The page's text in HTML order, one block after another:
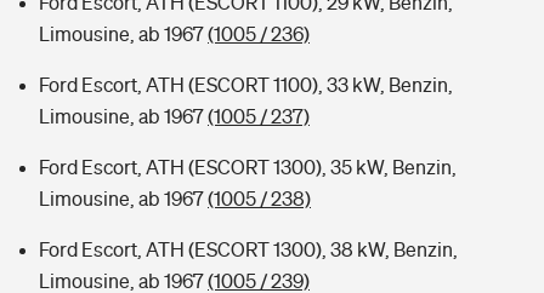
Limousine, ab 1967(1005 / 236)
Ford Escort, ATH (ESCORT 1100), 33 kW, Benzin,
Limousine, ab 1967(1005 / 237)
Ford Escort, ATH (ESCORT 1300), 35 kW, Benzin,
Limousine, ab 1967(1005 / 238)
Ford Escort, ATH (ESCORT 1300), 38 kW, Benzin,
Limousine, ab 1967(1005 / 239)